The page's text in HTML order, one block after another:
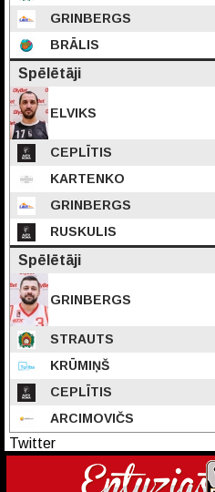
GRINBERGS
BRĀLIS
Spēlētāji
ELVIKS
CEPLĪTIS
KARTENKO
GRINBERGS
RUSKULIS
Spēlētāji
GRINBERGS
STRAUTS
KRŪMIŅŠ
CEPLĪTIS
ARCIMOVIČS
Twitter